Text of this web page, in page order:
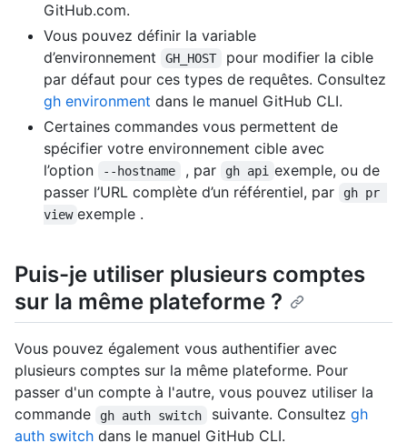
GitHub.com.
Vous pouvez définir la variable
d’environnement
GH_HOST
pour modifier la cible
par défaut pour ces types de requêtes. Consultez
gh environment dans le manuel GitHub CLI.
Certaines commandes vous permettent de
spécifier votre environnement cible avec
l’option
--hostname , par gh api exemple, ou de
passer l’URL complète d’un référentiel, par
gh pr
view exemple .
Puis-je utiliser plusieurs comptes
sur la même plateforme ?
Vous pouvez également vous authentifier avec
plusieurs comptes sur la même plateforme. Pour
passer d'un compte à l'autre, vous pouvez utiliser la
commande
gh auth switch suivante. Consultez gh
auth switch dans le manuel GitHub CLI.